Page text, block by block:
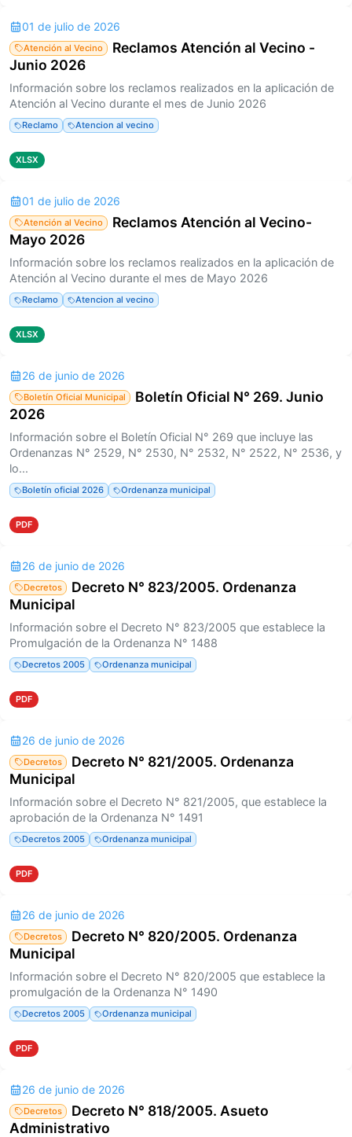
01 de julio de 2026
Atención al Vecino
Reclamos Atención al Vecino -
Junio 2026
Información sobre los reclamos realizados en la aplicación de
Atención al Vecino durante el mes de Junio 2026
Reclamo Atencion al vecino
XLSX
01 de julio de 2026
Atención al Vecino
Reclamos Atención al Vecino-
Mayo 2026
Información sobre los reclamos realizados en la aplicación de
Atención al Vecino durante el mes de Mayo 2026
Reclamo Atencion al vecino
XLSX
26 de junio de 2026
Boletín Oficial Municipal
Boletín Oficial N° 269. Junio
2026
Información sobre el Boletín Oficial N° 269 que incluye las
Ordenanzas N° 2529, N° 2530, N° 2532, N° 2522, N° 2536, y
lo...
Boletín oficial 2026 Ordenanza municipal
PDF
26 de junio de 2026
Decretos
Decreto N° 823/2005. Ordenanza
Municipal
Información sobre el Decreto N° 823/2005 que establece la
Promulgación de la Ordenanza N° 1488
Decretos 2005 Ordenanza municipal
PDF
26 de junio de 2026
Decretos
Decreto N° 821/2005. Ordenanza
Municipal
Información sobre el Decreto N° 821/2005, que establece la
aprobación de la Ordenanza N° 1491
Decretos 2005 Ordenanza municipal
PDF
26 de junio de 2026
Decretos
Decreto N° 820/2005. Ordenanza
Municipal
Información sobre el Decreto N° 820/2005 que establece la
promulgación de la Ordenanza N° 1490
Decretos 2005 Ordenanza municipal
PDF
26 de junio de 2026
Decretos
Decreto N° 818/2005. Asueto
Administrativo